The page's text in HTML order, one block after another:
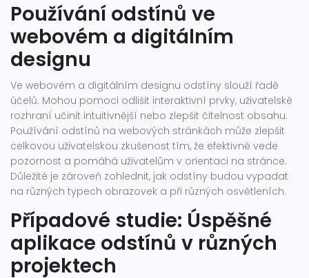
Používání odstínů ve
webovém a digitálním
designu
Ve webovém a digitálním designu odstíny slouží řadě
účelů. Mohou pomoci odlišit interaktivní prvky, uživatelské
rozhraní učinit intuitivnější nebo zlepšit čitelnost obsahu.
Používání odstínů na webových stránkách může zlepšit
celkovou uživatelskou zkušenost tím, že efektivně vede
pozornost a pomáhá uživatelům v orientaci na stránce.
Důležité je zároveň zohlednit, jak odstíny budou vypadat
na různých typech obrazovek a při různých osvětleních.
Případové studie: Úspěšné
aplikace odstínů v různých
projektech